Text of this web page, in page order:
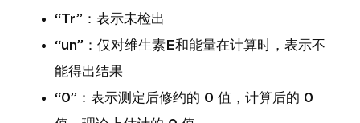
“Tr”：表示未检出
“un”：仅对维生素E和能量在计算时，表示不
能得出结果
“0”：表示测定后修约的 0 值，计算后的 0